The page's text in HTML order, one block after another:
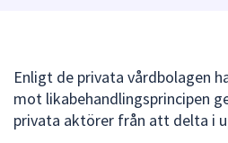
Enligt de privata vårdbolagen
mot likabehandlingsprincipen
privata aktörer från att delta i